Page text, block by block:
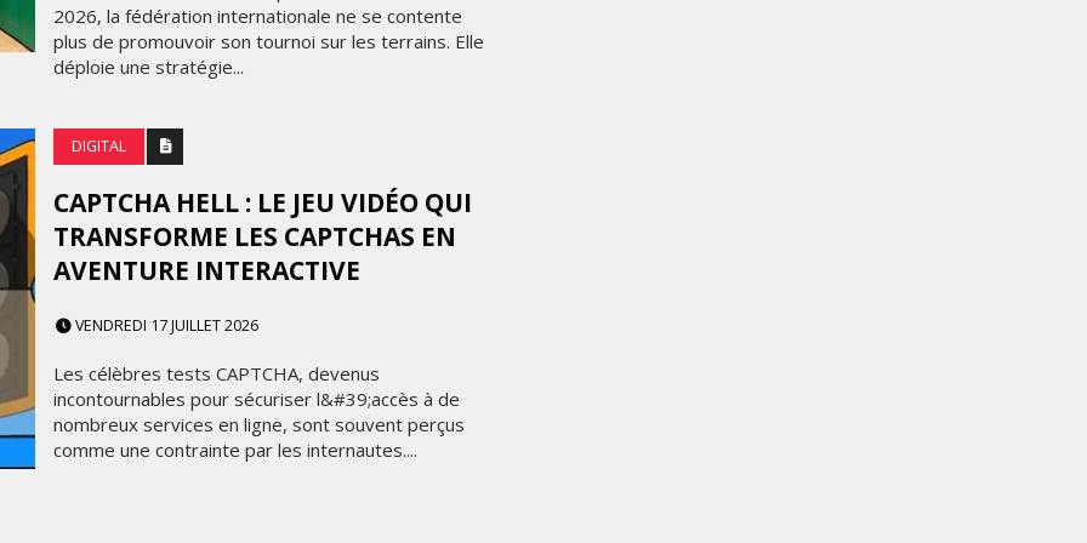
2026, la fédération internationale ne se contente
plus de promouvoir son tournoi sur les terrains. Elle
déploie une stratégie...
DIGITAL
CAPTCHA HELL : LE JEU VIDÉO QUI
TRANSFORME LES CAPTCHAS EN
AVENTURE INTERACTIVE
VENDREDI 17 JUILLET 2026
Les célèbres tests CAPTCHA, devenus
incontournables pour sécuriser l&#39;accès à de
nombreux services en ligne, sont souvent perçus
comme une contrainte par les internautes....